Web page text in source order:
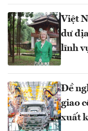
Việt
dư
lĩnh
Đề
giao
xuất